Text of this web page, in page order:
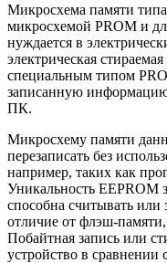
Микросхема памяти
микросхемой PROM и
нуждается в
электрическая
специальным типом
записанную
ПК.
Микросхему памяти
перезаписать без
например, таких как
Уникальность EEPROM
способна считывать или
отличие от флэш-
Побайтная запись или
устройство в сравнении